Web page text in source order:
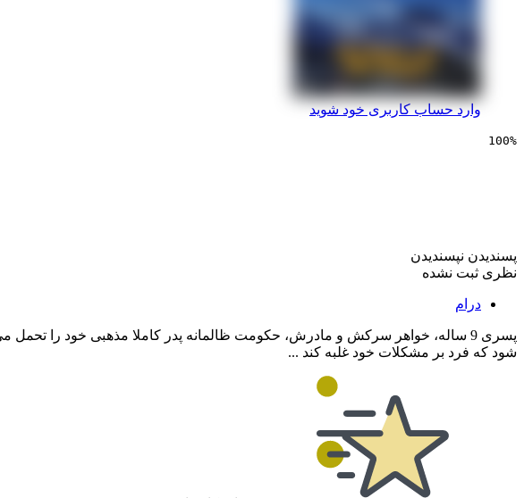
وارد حساب کاربری خود شوید
100%
پسندیدن نپسندیدن
نظری ثبت نشده
درام
پسری 9 ساله، خواهر سرکش و مادرش، حکومت ظالمانه پدر کاملا مذهبی خود را
شود که فرد بر مشکلات خود غلبه کند ...